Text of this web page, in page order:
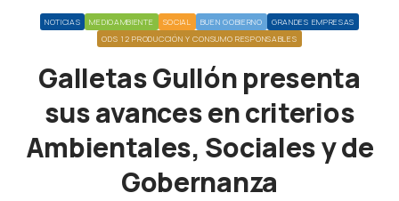
NOTICIAS MEDIOAMBIENTE SOCIAL BUEN GOBIERNO
GRANDES EMPRESAS
ODS 12 PRODUCCIÓN Y CONSUMO RESPONSABLES
Galletas Gullón presenta
sus avances en criterios
Ambientales, Sociales y de
Gobernanza